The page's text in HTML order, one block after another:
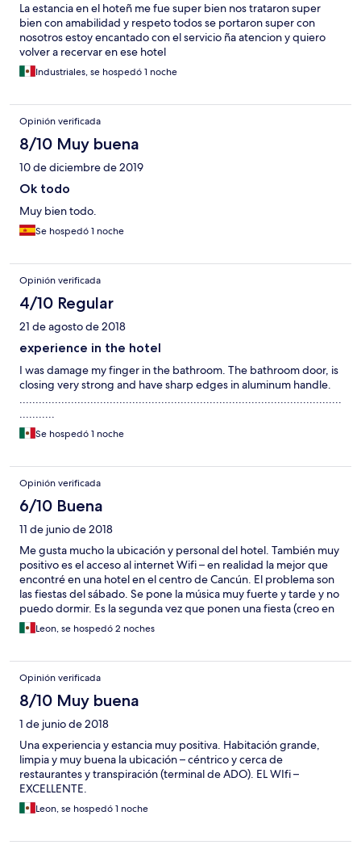
La estancia en el hoteñ me fue super bien nos trataron super
bien con amabilidad y respeto todos se portaron super con
nosotros estoy encantado con el servicio ña atencion y quiero
volver a recervar en ese hotel
Industriales, se hospedó 1 noche
Opinión verificada
8/10 Muy buena
10 de diciembre de 2019
Ok todo
Muy bien todo.
Se hospedó 1 noche
Opinión verificada
4/10 Regular
21 de agosto de 2018
experience in the hotel
I was damage my finger in the bathroom. The bathroom door, is
closing very strong and have sharp edges in aluminum handle.
....................................................................................................
...........
Se hospedó 1 noche
Opinión verificada
6/10 Buena
11 de junio de 2018
Me gusta mucho la ubicación y personal del hotel. También muy
positivo es el acceso al internet Wifi – en realidad la mejor que
encontré en una hotel en el centro de Cancún. El problema son
las fiestas del sábado. Se pone la música muy fuerte y tarde y no
puedo dormir. Es la segunda vez que ponen una fiesta (creo en
el techo del hotel) y no me deja dormir. Entonces si necesitas
una habitación (sábado en la noche) y necesitas dormir – mejor
Leon, se hospedó 2 noches
Opinión verificada
8/10 Muy buena
1 de junio de 2018
Una experiencia y estancia muy positiva. Habitación grande,
limpia y muy buena la ubicación – céntrico y cerca de
restaurantes y transpiración (terminal de ADO). EL WIfi –
EXCELLENTE.
Leon, se hospedó 1 noche